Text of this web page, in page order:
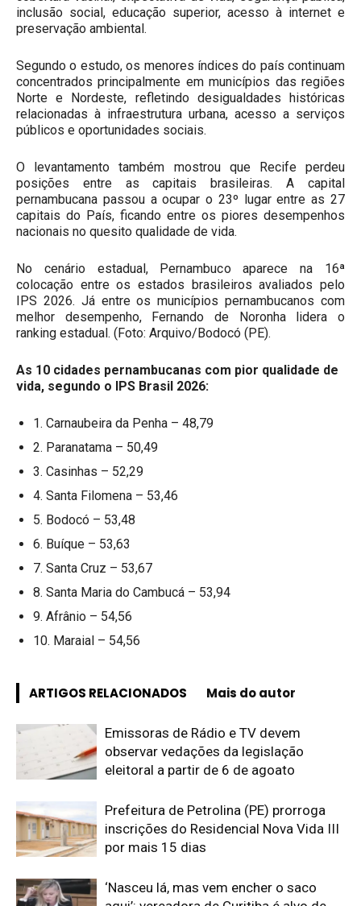
inclusão social, educação superior, acesso à internet e
preservação ambiental.
Segundo o estudo, os menores índices do país continuam
concentrados principalmente em municípios das regiões
Norte e Nordeste, refletindo desigualdades históricas
relacionadas à infraestrutura urbana, acesso a serviços
públicos e oportunidades sociais.
O levantamento também mostrou que Recife perdeu
posições entre as capitais brasileiras. A capital
pernambucana passou a ocupar o 23º lugar entre as 27
capitais do País, ficando entre os piores desempenhos
nacionais no quesito qualidade de vida.
No cenário estadual, Pernambuco aparece na 16ª
colocação entre os estados brasileiros avaliados pelo
IPS 2026. Já entre os municípios pernambucanos com
melhor desempenho, Fernando de Noronha lidera o
ranking estadual. (Foto: Arquivo/Bodocó (PE).
As 10 cidades pernambucanas com pior qualidade de
vida, segundo o IPS Brasil 2026:
1. Carnaubeira da Penha – 48,79
2. Paranatama – 50,49
3. Casinhas – 52,29
4. Santa Filomena – 53,46
5. Bodocó – 53,48
6. Buíque – 53,63
7. Santa Cruz – 53,67
8. Santa Maria do Cambucá – 53,94
9. Afrânio – 54,56
10. Maraial – 54,56
ARTIGOS RELACIONADOS Mais do autor
Emissoras de Rádio e TV devem
observar vedações da legislação
eleitoral a partir de 6 de agoato
Prefeitura de Petrolina (PE) prorroga
inscrições do Residencial Nova Vida III
por mais 15 dias
‘Nasceu lá, mas vem encher o saco